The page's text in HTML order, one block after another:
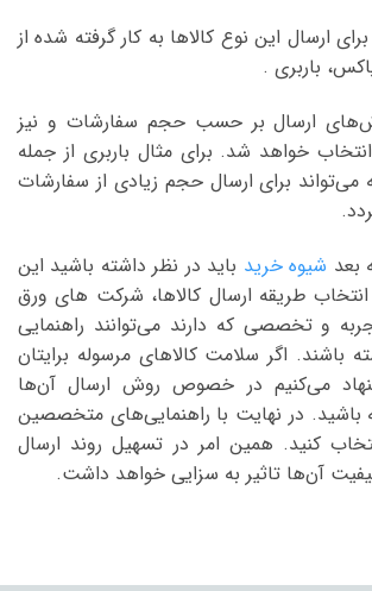
ارسال این نوع کالاها به کار گرفته شده از
باربری .
ارسال بر حسب حجم سفارشات و نیز
خواهد شد. برای مثال باربری از جمله
برای ارسال حجم زیادی از سفارشات
بعد شیوه خرید باید در نظر داشته باشید این
طریقه ارسال کالاها، شرکت های ورق
و تخصصی که دارند می‌توانند راهنمایی
باشند. اگر سلامت کالاهای مرسوله برایتان
می‌کنیم در خصوص روش ارسال آن‌ها
باشید. در نهایت با راهنمایی‌های متخصصین
کنید. همین امر در تسهیل روند ارسال
آن‌ها تاثیر به سزایی خواهد داشت.